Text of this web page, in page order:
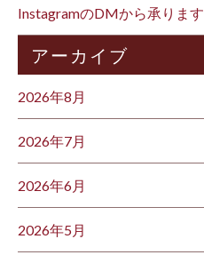
InstagramのDMから承ります ⁡
アーカイブ
2026年8月
2026年7月
2026年6月
2026年5月